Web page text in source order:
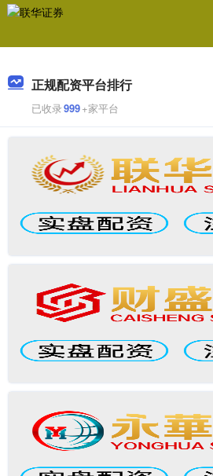
正规配资平台排行
已收录999+家平台